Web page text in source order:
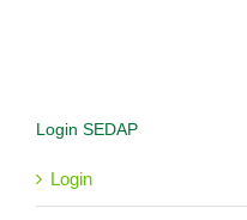
Login SEDAP
Login